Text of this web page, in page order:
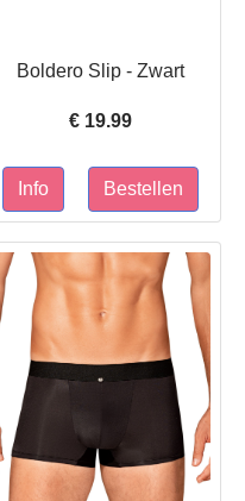
Boldero Slip - Zwart
€ 19.99